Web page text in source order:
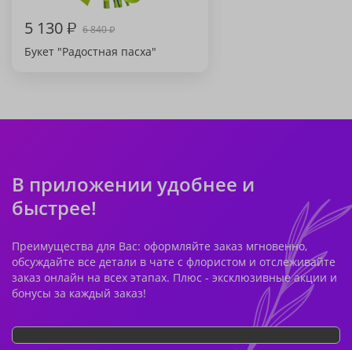
5 130₽ 6 840₽
Букет "Радостная пасха"
В приложении удобнее и
быстрее!
Преимущества для Вас: оформляйте заказ мгновенно,
обсуждайте все детали в чате с флористом и отслеживайте
заказ онлайн на всех этапах. Плюс - эксклюзивные акции и
бонусы за каждый заказ!